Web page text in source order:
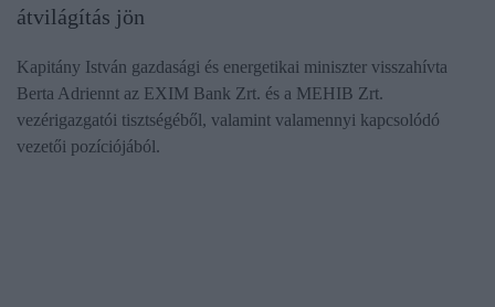
átvilágítás jön
Kapitány István gazdasági és energetikai miniszter visszahívta
Berta Adriennt az EXIM Bank Zrt. és a MEHIB Zrt.
vezérigazgatói tisztségéből, valamint valamennyi kapcsolódó
vezetői pozíciójából.